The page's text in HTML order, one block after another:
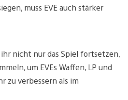
muss EVE auch stärker
nicht nur das Spiel fortsetzen,
um EVEs Waffen, LP und
zu verbessern als im